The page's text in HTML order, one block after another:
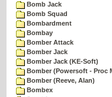
Bomb Jack
Bomb Squad
Bombardment
Bombay
Bomber Attack
Bomber Jack
Bomber Jack (KE-Soft)
Bomber (Powersoft - Proc
Bomber (Reeve, Alan)
Bombex